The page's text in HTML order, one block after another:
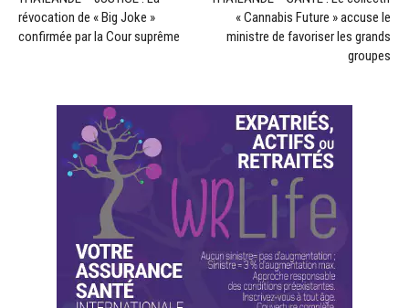
révocation de « Big Joke »
confirmée par la Cour suprême
« Cannabis Future » accuse le
ministre de favoriser les grands
groupes